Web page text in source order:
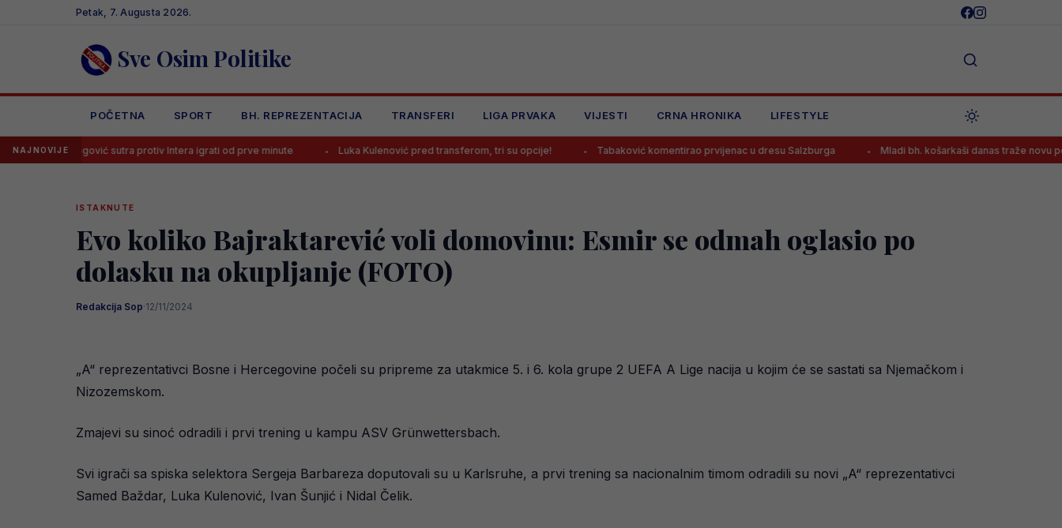
Petak, 7. Augusta 2026.
Sve Osim Politike
POČETNA SPORT BH. REPREZENTACIJA TRANSFERI LIGA PRVAKA VIJESTI CRNA HRONIKA LIFESTYLE
NAJNOVIJEsutra protiv Intera igrati od prve minute Luka Kulenović pred transferom, tri su opcije! Tabaković komentirao prvijenac u dresu Salzburga Mladi bh. košarkaši danas traže novu pobjedu na
ISTAKNUTE
Evo koliko Bajraktarević voli domovinu: Esmir se odmah oglasio po
dolasku na okupljanje (FOTO)
Redakcija Sop·12/11/2024
„A“ reprezentativci Bosne i Hercegovine počeli su pripreme za utakmice 5. i 6. kola grupe 2 UEFA A Lige nacija u kojim će se sastati sa Njemačkom i
Nizozemskom.
Zmajevi su sinoć odradili i prvi trening u kampu ASV Grünwettersbach.
Svi igrači sa spiska selektora Sergeja Barbareza doputovali su u Karlsruhe, a prvi trening sa nacionalnim timom odradili su novi „A“ reprezentativci
Samed Baždar, Luka Kulenović, Ivan Šunjić i Nidal Čelik.